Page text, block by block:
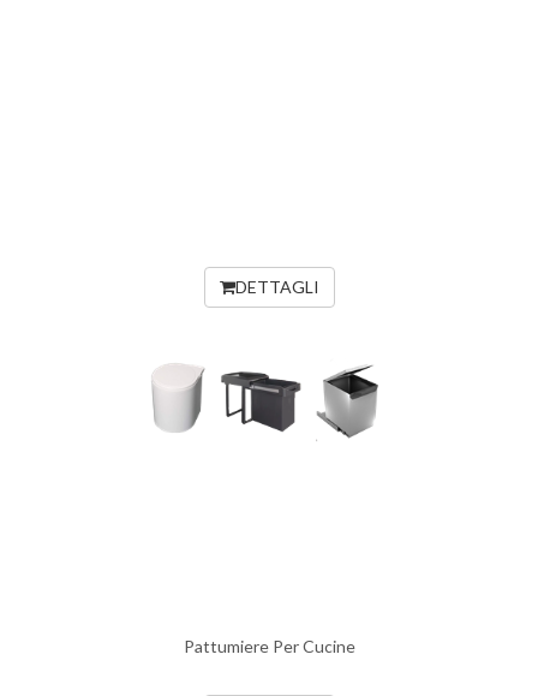
DETTAGLI
Pattumiere Per Cucine